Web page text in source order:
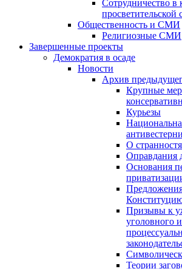
Сотрудничество в
просветительской
Общественность и СМИ
Религиозные СМИ
Завершенные проекты
Демократия в осаде
Новости
Архив
Крупные
Курьезы
О
Основания
Призывы к
уголовного
Теории